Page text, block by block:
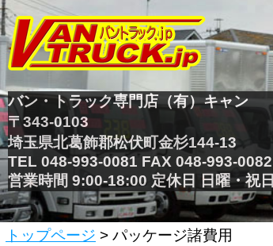
バン・トラック専門店（有）キャン
〒343-0103
埼玉県北葛飾郡松伏町金杉144-13
TEL 048-993-0081 FAX 048-993-0082
営業時間 9:00-18:00 定休日 日曜・祝日
トップページ > パッケージ諸費用